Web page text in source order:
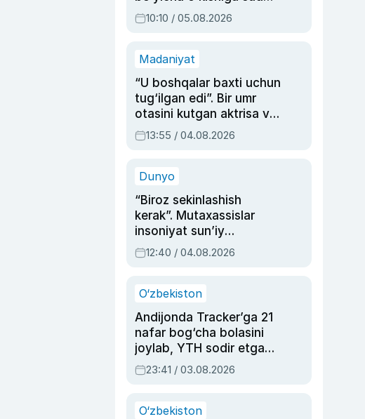
hukmi o‘qildi
10:10 / 05.08.2026
Madaniyat
“U boshqalar baxti uchun
tug‘ilgan edi”. Bir umr
otasini kutgan aktrisa va
dublyaj ustasi Rimma
Ahmedovaning
13:55 / 04.08.2026
Dunyo
“Biroz sekinlashish
kerak”. Mutaxassislar
insoniyat sun’iy
intellektni boshqara
olmay qolishidan xavotir
12:40 / 04.08.2026
O‘zbekiston
Andijonda Tracker’ga 21
nafar bog‘cha bolasini
joylab, YTH sodir etgan
ayolga sud hukmi o‘qildi
23:41 / 03.08.2026
O‘zbekiston